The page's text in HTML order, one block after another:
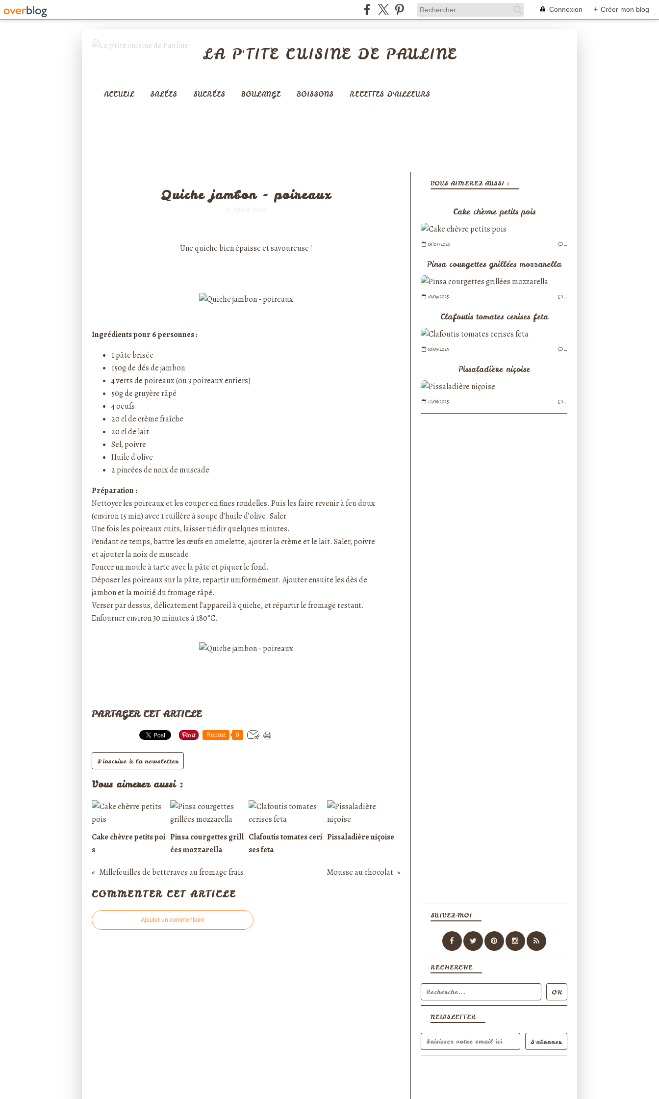
Connexion + Créer mon blog
LA P'TITE CUISINE DE PAULINE
ACCUEIL SALÉES SUCRÉES BOULANGE BOISSONS RECETTES D'AILLEURS
Quiche jambon - poireaux
6 AVRIL 2012
Une quiche bien épaisse et savoureuse !
Ingrédients pour 6 personnes :
1 pâte brisée
150g de dés de jambon
4 verts de poireaux (ou 3 poireaux entiers)
50g de gruyère râpé
4 oeufs
20 cl de crème fraîche
20 cl de lait
Sel, poivre
Huile d'olive
2 pincées de noix de muscade
Préparation :
Nettoyer les poireaux et les couper en fines rondelles. Puis les faire revenir à feu doux
(environ 15 min) avec 1 cuillère à soupe d’huile d’olive. Saler
Une fois les poireaux cuits, laisser tiédir quelques minutes.
Pendant ce temps, battre les œufs en omelette, ajouter la crème et le lait. Saler, poivre
et ajouter la noix de muscade.
Foncer un moule à tarte avec la pâte et piquer le fond.
Déposer les poireaux sur la pâte, repartir uniformément. Ajouter ensuite les dès de
jambon et la moitié du fromage râpé.
Verser par dessus, délicatement l’appareil à quiche, et répartir le fromage restant.
Enfourner environ 30 minutes à 180°C.
PARTAGER CET ARTICLE
Repost 0
S'inscrire à la newsletter
Vous aimerez aussi :
Cake chèvre petits poi
s
Pinsa courgettes grill
ées mozzarella
Clafoutis tomates ceri
ses feta
Pissaladière niçoise
Millefeuilles de betteraves au fromage frais Mousse au chocolat
COMMENTER CET ARTICLE
Ajouter un commentaire
NEWSLETTER
SUIVEZ-MOI
RECHERCHE
VOUS AIMEREZ AUSSI :
Cake chèvre petits pois
04/05/2026 …
Pinsa courgettes grillées mozzarella
10/09/2025 …
Clafoutis tomates cerises feta
10/09/2025 …
Pissaladière niçoise
12/08/2025 …